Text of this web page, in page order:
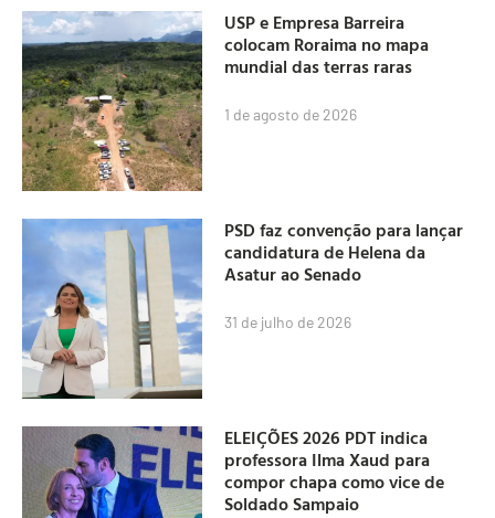
USP e Empresa Barreira
colocam Roraima no mapa
mundial das terras raras
1 de agosto de 2026
PSD faz convenção para lançar
candidatura de Helena da
Asatur ao Senado
31 de julho de 2026
ELEIÇÕES 2026 PDT indica
professora Ilma Xaud para
compor chapa como vice de
Soldado Sampaio